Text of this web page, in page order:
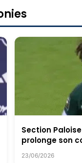
Section
prolonge son
23/06/2026